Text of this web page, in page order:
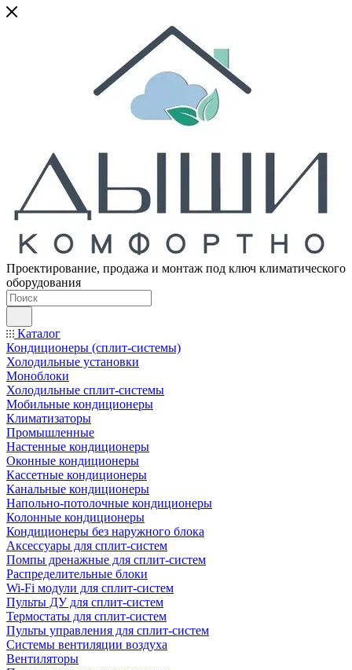
Проектирование, продажа и монтаж под ключ климатического
оборудования
Каталог
Кондиционеры (сплит-системы)
Холодильные установки
Моноблоки
Холодильные сплит-системы
Мобильные кондиционеры
Климатизаторы
Промышленные
Настенные кондиционеры
Оконные кондиционеры
Кассетные кондиционеры
Канальные кондиционеры
Напольно-потолочные кондиционеры
Колонные кондиционеры
Кондиционеры без наружного блока
Аксессуары для сплит-систем
Помпы дренажные для сплит-систем
Распределительные блоки
Wi-Fi модули для сплит-систем
Пульты ДУ для сплит-систем
Термостаты для сплит-систем
Пульты управления для сплит-систем
Системы вентиляции воздуха
Вентиляторы